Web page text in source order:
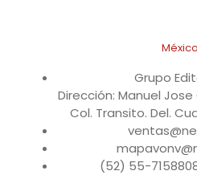
México
Grupo
Dirección: Manuel
Col. Transito. Del.
(52) 55-